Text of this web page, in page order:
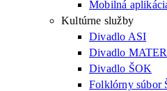
Mobilná
Kultúrne služby
Divadlo ASI
Divadlo
Divadlo ŠOK
Folklórny súbor